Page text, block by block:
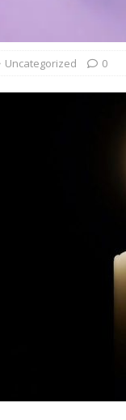
Uncategorized 0